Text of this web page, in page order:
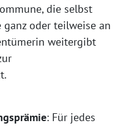
die selbst
oder teilweise an
weitergibt
: Für jedes